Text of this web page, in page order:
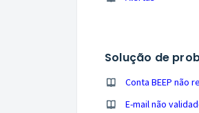
Solução de
Conta BEEP não
E-mail não